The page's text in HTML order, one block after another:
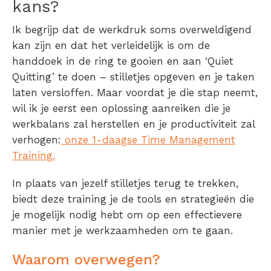
kans?
Ik begrijp dat de werkdruk soms overweldigend
kan zijn en dat het verleidelijk is om de
handdoek in de ring te gooien en aan ‘Quiet
Quitting’ te doen – stilletjes opgeven en je taken
laten versloffen. Maar voordat je die stap neemt,
wil ik je eerst een oplossing aanreiken die je
werkbalans zal herstellen en je productiviteit zal
verhogen: onze 1-daagse Time Management
Training.
In plaats van jezelf stilletjes terug te trekken,
biedt deze training je de tools en strategieën die
je mogelijk nodig hebt om op een effectievere
manier met je werkzaamheden om te gaan.
Waarom overwegen?